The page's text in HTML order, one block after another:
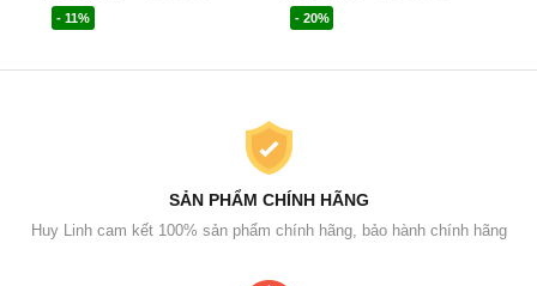
- 11% - 20%
SẢN PHẨM CHÍNH HÃNG
Huy Linh cam kết 100% sản phẩm chính hãng, bảo hành chính hãng